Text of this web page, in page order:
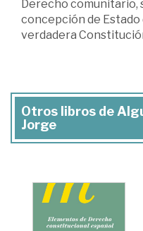
Derecho comunitario,
concepción de Estado
verdadera
Otros libros de
Jorge